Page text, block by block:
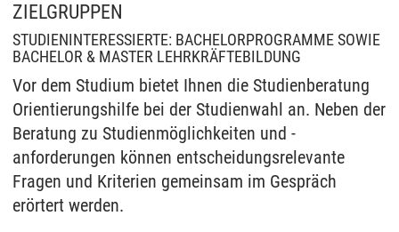
ZIELGRUPPEN
STUDIENINTERESSIERTE: BACHELORPROGRAMME SOWIE
BACHELOR & MASTER LEHRKRÄFTEBILDUNG
Vor dem Studium bietet Ihnen die Studienberatung
Orientierungshilfe bei der Studienwahl an. Neben der
Beratung zu Studienmöglichkeiten und -
anforderungen können entscheidungsrelevante
Fragen und Kriterien gemeinsam im Gespräch
erörtert werden.